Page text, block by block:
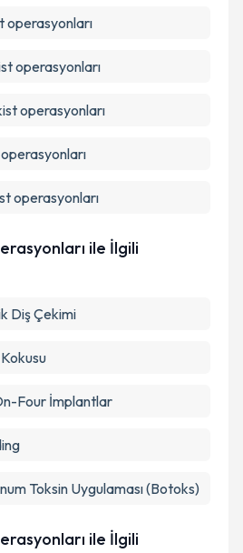
operasyonları
operasyonları
operasyonları
operasyonları
ile İlgili
Diş Çekimi
Four İmplantlar
Toksin Uygulaması (Botoks)
ile İlgili